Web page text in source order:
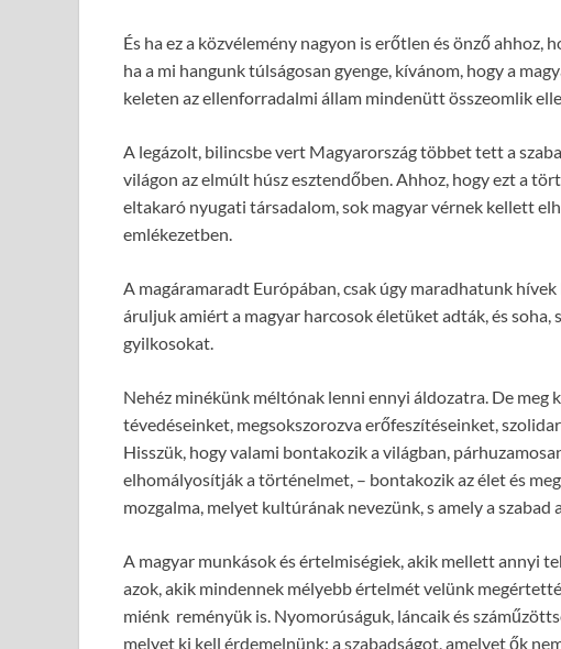
És ha ez a közvélemény nagyon is erőtlen és önző ahhoz,
ha a mi hangunk túlságosan gyenge, kívánom, hogy a
keleten az ellenforradalmi állam mindenütt összeomlik
A legázolt, bilincsbe vert Magyarország többet tett a
világon az elmúlt húsz esztendőben. Ahhoz, hogy ezt a
eltakaró nyugati társadalom, sok magyar vérnek kellett
emlékezetben.
A magáramaradt Európában, csak úgy maradhatunk
áruljuk amiért a magyar harcosok életüket adták, és soha,
gyilkosokat.
Nehéz minékünk méltónak lenni ennyi áldozatra. De
tévedéseinket, megsokszorozva erőfeszítéseinket,
Hisszük, hogy valami bontakozik a világban,
elhomályosítják a történelmet, – bontakozik az élet és
mozgalma, melyet kultúrának nevezünk, s amely a szabad
A magyar munkások és értelmiségiek, akik mellett annyi
azok, akik mindennek mélyebb értelmét velünk
miénk reményük is. Nyomorúságuk, láncaik és
melyet ki kell érdemelnünk: a szabadságot, amelyet ők